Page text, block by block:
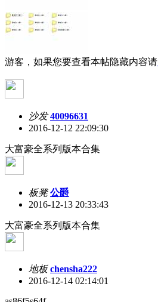
游客，如果您要查看本帖隐藏内容请
沙发 40096631
2016-12-12 22:09:30
大富豪全系列版本合集
板凳 公爵
2016-12-13 20:33:43
大富豪全系列版本合集
地板 chensha222
2016-12-14 02:14:01